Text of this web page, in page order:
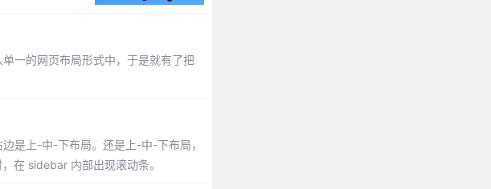
一的网页布局形式中，于是就有了把
是上-中-下布局。还是上-中-下布局，
在 sidebar 内部出现滚动条。